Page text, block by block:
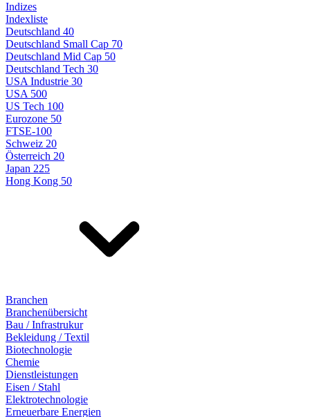
Indizes
Indexliste
Deutschland 40
Deutschland Small Cap 70
Deutschland Mid Cap 50
Deutschland Tech 30
USA Industrie 30
USA 500
US Tech 100
Eurozone 50
FTSE-100
Schweiz 20
Österreich 20
Japan 225
Hong Kong 50
Branchen
Branchenübersicht
Bau / Infrastrukur
Bekleidung / Textil
Biotechnologie
Chemie
Dienstleistungen
Eisen / Stahl
Elektrotechnologie
Erneuerbare Energien